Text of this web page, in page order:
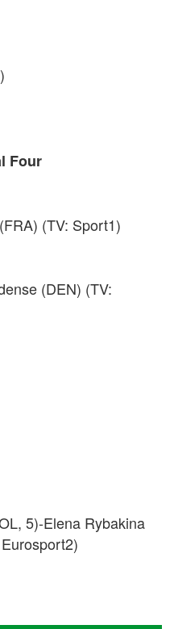
Four
(TV: Sport1)
(DEN) (TV:
5)-Elena Rybakina